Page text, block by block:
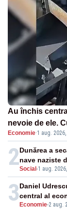
Au închis
nevoie de ele.
energetică
Economie·1 aug. 2026,
2Social -1 aug.
Dunărea a
nave naziste
3 Economie-2 aug.
Daniel
central al